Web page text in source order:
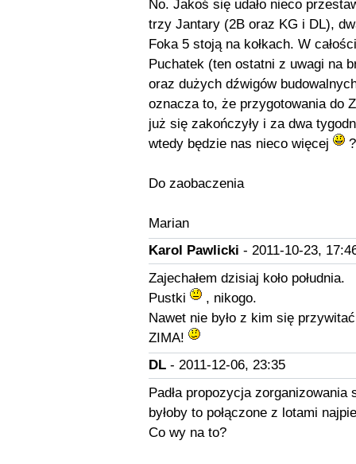
No. Jakoś się udało nieco
trzy Jantary (2B oraz KG i DL),
Foka 5 stoją na kołkach. W
Puchatek (ten ostatni z uwagi na
oraz dużych dźwigów
oznacza to, że przygotowania do
już się zakończyły i za dwa
wtedy będzie nas nieco więcej
Do zaobaczenia
Marian
Karol Pawlicki - 2011-10-23,
Zajechałem dzisiaj koło południa.
Pustki
, nikogo.
Nawet nie było z kim się
ZIMA!
DL- 2011-12-06, 23:35
Padła propozycja
byłoby to połączone z lotami
Co wy na to?